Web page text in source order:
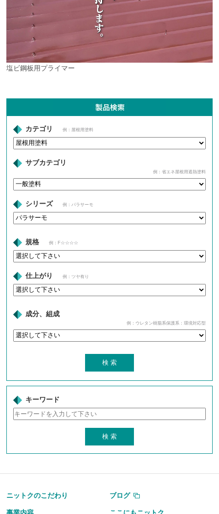
塩ビ鋼板用プライマー
カテゴリ 例：屋根用塗料
サブカテゴリ
例：省エネ屋根用遮熱塗料
シリーズ 例：パラサーモ
規格 例：F☆☆☆☆
仕上がり 例：ツヤ有り
成分、組成
例：ウレタン樹脂系保護系：環境対応型
キーワード
ニットクのこだわり ブログ
事業内容 ここにもニットク